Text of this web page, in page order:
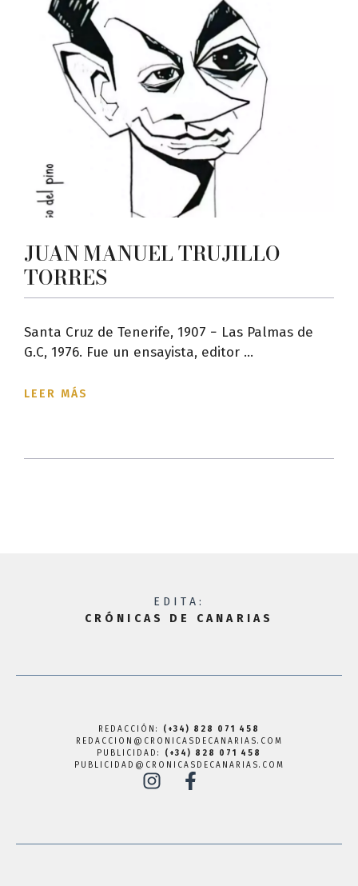
JUAN MANUEL TRUJILLO
TORRES
Santa Cruz de Tenerife, 1907 − Las Palmas de
G.C, 1976. Fue un ensayista, editor ...
LEER MÁS
EDITA:
CRÓNICAS DE CANARIAS
REDACCIÓN: (+34) 828 071 458
REDACCION@CRONICASDECANARIAS.COM
PUBLICIDAD: (+34) 828 071 458
PUBLICIDAD@CRONICASDECANARIAS.COM